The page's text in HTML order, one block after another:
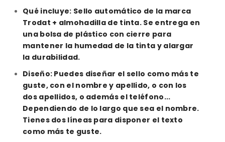
Qué incluye: Sello automático de la marca
Trodat + almohadilla de tinta. Se entrega en
una bolsa de plástico con cierre para
mantener la humedad de la tinta y alargar
la durabilidad.
Diseño: Puedes diseñar el sello como más te
guste, con el nombre y apellido, o con los
dos apellidos, o además el teléfono...
Dependiendo de lo largo que sea el nombre.
Tienes dos líneas para disponer el texto
como más te guste.